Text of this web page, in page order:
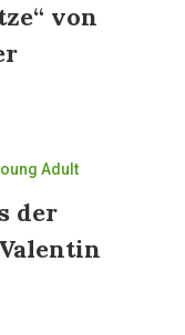
von
Adult
der